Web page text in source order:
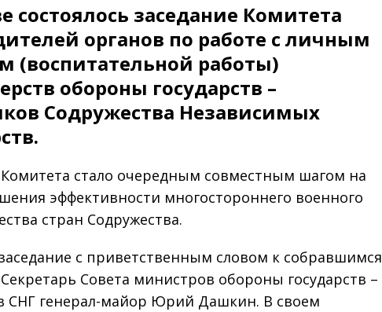
состоялось заседание Комитета
органов по работе с личным
(воспитательной работы)
обороны государств –
Содружества Независимых
Комитета стало очередным совместным шагом на
эффективности многостороннего военного
стран Содружества.
с приветственным словом к собравшимся
Совета министров обороны государств –
СНГ генерал-майор Юрий Дашкин. В своем